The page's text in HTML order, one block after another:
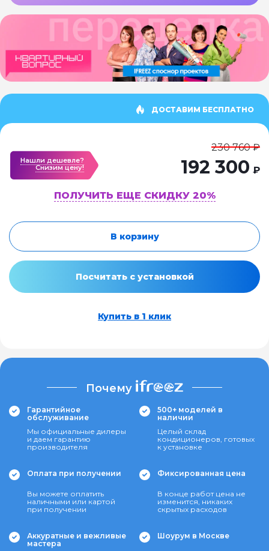
ДОСТАВИМ БЕСПЛАТНО
Нашли дешевле?
Cнизим цену!
230 760 ₽
192 300 ₽
ПОЛУЧИТЬ ЕЩЕ СКИДКУ 20%
В корзину
Посчитать с установкой
Купить в 1 клик
Почему
Гарантийное
обслуживание
Мы официальные дилеры
и даем гарантию
производителя
500+ моделей в
наличии
Целый склад
кондиционеров, готовых
к установке
Оплата при получении
Вы можете оплатить
наличными или картой
при получении
Фиксированная цена
В конце работ цена не
изменится, никаких
скрытых расходов
Аккуратные и вежливые
мастера
Шоурум в Москве